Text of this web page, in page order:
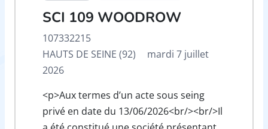
SCI 109 WOODROW
107332215
HAUTS DE SEINE (92)
mardi 7 juillet
2026
<p>Aux termes d’un acte sous seing
privé en date du 13/06/2026<br/><br/>Il